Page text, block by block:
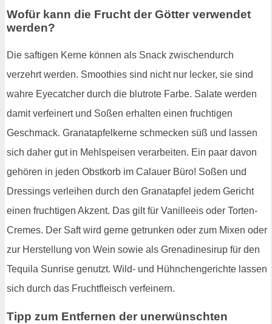
Wofür kann die Frucht der Götter verwendet
werden?
Die saftigen Kerne können als Snack zwischendurch
verzehrt werden. Smoothies sind nicht nur lecker, sie sind
wahre Eyecatcher durch die blutrote Farbe. Salate werden
damit verfeinert und Soßen erhalten einen fruchtigen
Geschmack. Granatapfelkerne schmecken süß und lassen
sich daher gut in Mehlspeisen verarbeiten. Ein paar davon
gehören in jeden Obstkorb im Calauer Büro! Soßen und
Dressings verleihen durch den Granatapfel jedem Gericht
einen fruchtigen Akzent. Das gilt für Vanilleeis oder Torten-
Cremes. Der Saft wird gerne getrunken oder zum Mixen oder
zur Herstellung von Wein sowie als Grenadinesirup für den
Tequila Sunrise genutzt. Wild- und Hühnchengerichte lassen
sich durch das Fruchtfleisch verfeinern.
Tipp zum Entfernen der unerwünschten